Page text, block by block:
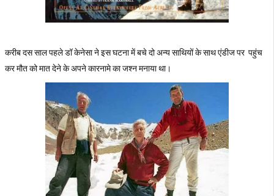
करीब दस साल पहले डॉ केनेसा ने इस घटना में बचे दो अन्य साथियों के साथ एंडीज पर पहुंच
कर मौत को मात देने के अपने कारनामे का जश्न मनाया था।